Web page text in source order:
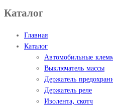
Каталог
Главная
Каталог
Автомобильные
Выключатель массы
Держатель
Держатель реле
Изолента, скотч